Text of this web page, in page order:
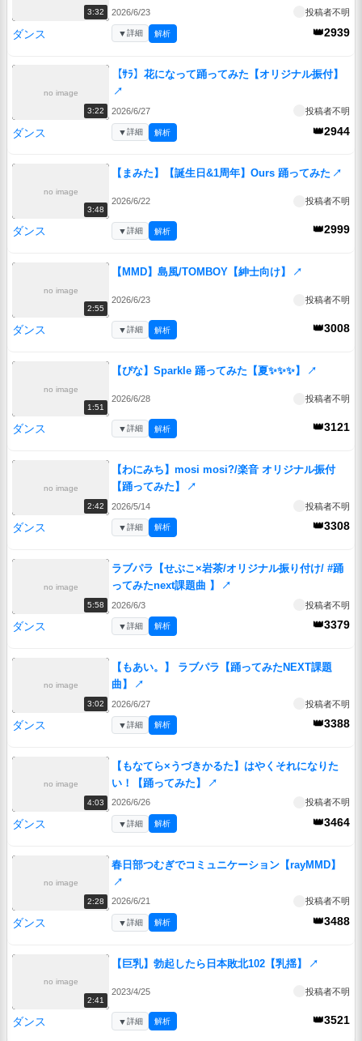
3:32 2026/6/23 投稿者不明
ダンス 👑2939
▼詳細 解析
no image
3:22
【ｻﾗ】花になって踊ってみた【オリジナル振付】
↗
2026/6/27 投稿者不明
ダンス 👑2944
▼詳細 解析
no image
3:48
【まみた】【誕生日&1周年】Ours 踊ってみた ↗
2026/6/22 投稿者不明
ダンス 👑2999
▼詳細 解析
no image
2:55
【MMD】島風/TOMBOY【紳士向け】 ↗
2026/6/23 投稿者不明
ダンス 👑3008
▼詳細 解析
no image
1:51
【ぴな】Sparkle 踊ってみた【夏✨✨✨】 ↗
2026/6/28 投稿者不明
ダンス 👑3121
▼詳細 解析
no image
2:42
【わにみち】mosi mosi?/楽音 オリジナル振付
【踊ってみた】
↗
2026/5/14 投稿者不明
ダンス 👑3308
▼詳細 解析
no image
5:58
ラブパラ【せぶこ×岩茶/オリジナル振り付け/ #踊
ってみたnext課題曲 】
↗
2026/6/3 投稿者不明
ダンス 👑3379
▼詳細 解析
no image
3:02
【もあい。】 ラブパラ【踊ってみたNEXT課題
曲】
↗
2026/6/27 投稿者不明
ダンス 👑3388
▼詳細 解析
no image
4:03
【もなてら×うづきかるた】はやくそれになりた
い！【踊ってみた】
↗
2026/6/26 投稿者不明
ダンス 👑3464
▼詳細 解析
no image
2:28
春日部つむぎでコミュニケーション【rayMMD】
↗
2026/6/21 投稿者不明
ダンス 👑3488
▼詳細 解析
no image
2:41
【巨乳】勃起したら日本敗北102【乳揺】 ↗
2023/4/25 投稿者不明
ダンス 👑3521
▼詳細 解析